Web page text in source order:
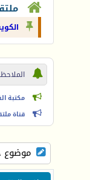
مكتبة
قناة
موضوع